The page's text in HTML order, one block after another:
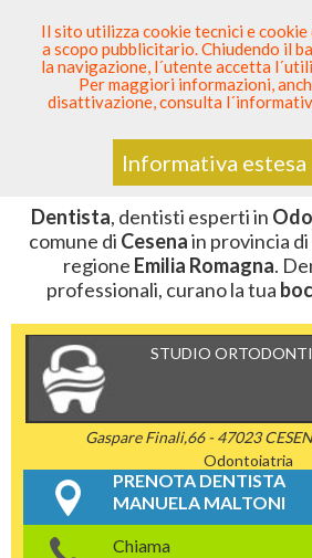
SEI DENTISTA?
Sei QuiElenco Dentista
>Emilia Romagna>
Dentista, dentisti esperti in
comune di Cesenain provincia di
regione Emilia Romagna.
professionali, curano la tua
STUDIO
Gaspare Finali,66 - 47023
Odontoiatria
PRENOTA DENTISTA
MANUELA MALTONI
Chiama
Il sito utilizza cookie tecnici e cookie
a scopo pubblicitario. Chiudendo il
la navigazione, l´utente accetta
Per maggiori informazioni,
disattivazione, consulta
Informativa estesa